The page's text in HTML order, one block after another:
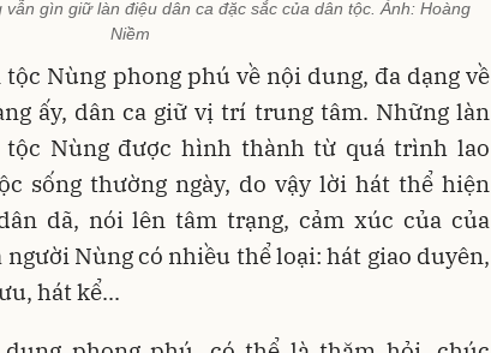
gìn giữ làn điệu dân ca đặc sắc của dân tộc. Ảnh: Hoàng
Niềm
tộc Nùng phong phú về nội dung, đa dạng về
ấy, dân ca giữ vị trí trung tâm. Những làn
tộc Nùng được hình thành từ quá trình lao
sống thường ngày, do vậy lời hát thể hiện
dã, nói lên tâm trạng, cảm xúc của của
người Nùng có nhiều thể loại: hát giao duyên,
hát kể...